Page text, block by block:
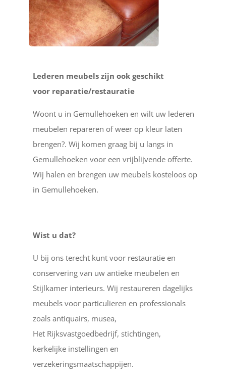
Lederen meubels zijn ook geschikt
voor reparatie/restauratie
Woont u in Gemullehoeken en wilt uw lederen
meubelen repareren of weer op kleur laten
brengen?. Wij komen graag bij u langs in
Gemullehoeken voor een vrijblijvende offerte.
Wij halen en brengen uw meubels kosteloos op
in Gemullehoeken.
Wist u dat?
U bij ons terecht kunt voor restauratie en
conservering van uw antieke meubelen en
Stijlkamer interieurs. Wij restaureren dagelijks
meubels voor particulieren en professionals
zoals antiquairs, musea,
Het Rijksvastgoedbedrijf, stichtingen,
kerkelijke instellingen en
verzekeringsmaatschappijen.